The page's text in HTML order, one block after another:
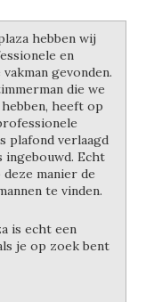
hebben wij
en
gevonden.
die we
heeft op
plafond verlaagd
ingebouwd. Echt
manier de
te vinden.
is echt een
je op zoek bent